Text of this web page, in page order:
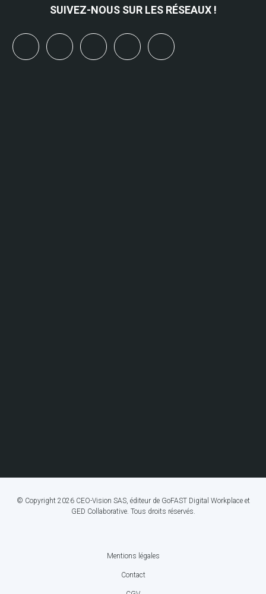
SUIVEZ-NOUS SUR LES RÉSEAUX !
linkedinyoutubebluesky mastodon
© Copyright 2026 CEO-Vision SAS, éditeur de GoFAST Digital Workplace et
GED Collaborative. Tous droits réservés.
Mentions légales
Contact